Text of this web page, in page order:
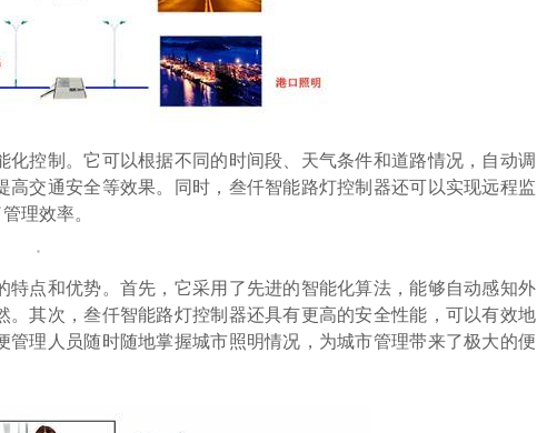
控制。它可以根据不同的时间段、天气条件和道路情况，自动调
交通安全等效果。同时，叁仟智能路灯控制器还可以实现远程监
理效率。
点和优势。首先，它采用了先进的智能化算法，能够自动感知外
其次，叁仟智能路灯控制器还具有更高的安全性能，可以有效地
理人员随时随地掌握城市照明情况，为城市管理带来了极大的便